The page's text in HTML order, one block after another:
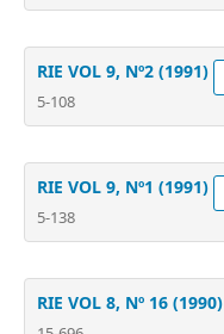
RIE VOL 9, Nº2 (1991)
5-108
RIE VOL 9, Nº1 (1991)
5-138
RIE VOL 8, Nº 16 (1990)